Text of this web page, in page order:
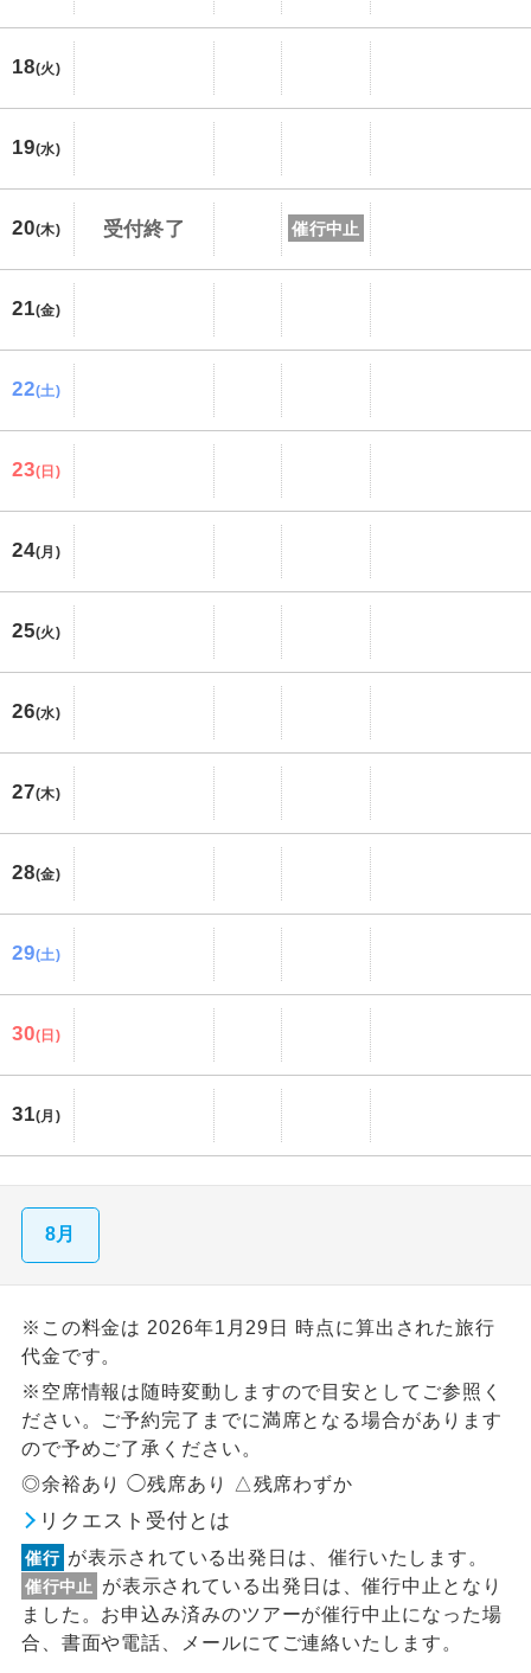
18(火)
19(水)
20(木) 受付終了 催行中止
21(金)
22(土)
23(日)
24(月)
25(火)
26(水)
27(木)
28(金)
29(土)
30(日)
31(月)
8月
※この料金は 2026年1月29日 時点に算出された旅行
代金です。
※空席情報は随時変動しますので目安としてご参照く
ださい。ご予約完了までに満席となる場合があります
ので予めご了承ください。
◎余裕あり ◯残席あり △残席わずか
リクエスト受付とは
催行 が表示されている出発日は、催行いたします。
催行中止
が表示されている出発日は、催行中止となり
ました。お申込み済みのツアーが催行中止になった場
合、書面や電話、メールにてご連絡いたします。